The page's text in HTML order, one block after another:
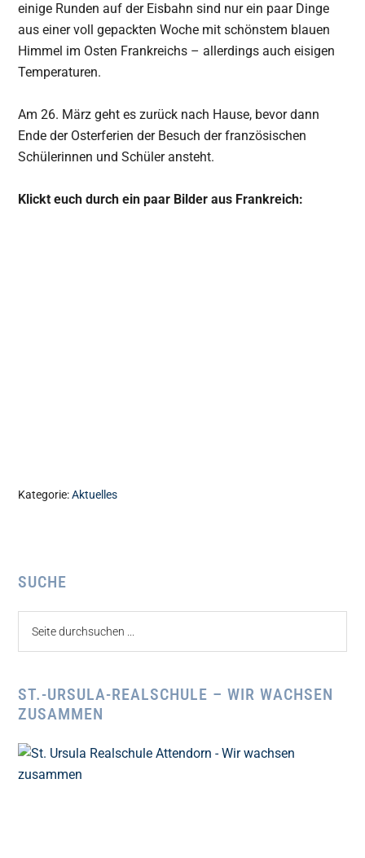
einige Runden auf der Eisbahn sind nur ein paar Dinge
aus einer voll gepackten Woche mit schönstem blauen
Himmel im Osten Frankreichs – allerdings auch eisigen
Temperaturen.
Am 26. März geht es zurück nach Hause, bevor dann
Ende der Osterferien der Besuch der französischen
Schülerinnen und Schüler ansteht.
Klickt euch durch ein paar Bilder aus Frankreich:
Kategorie:Aktuelles
Seitenspalte
SUCHE
ST.-URSULA-REALSCHULE – WIR WACHSEN
ZUSAMMEN